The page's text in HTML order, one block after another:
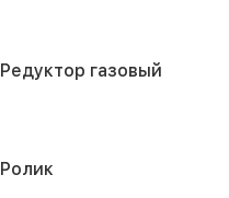
Редуктор газовый
Ролик